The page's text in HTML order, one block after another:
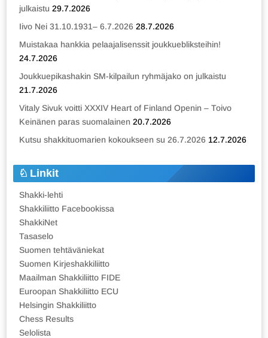
julkaistu 29.7.2026
Iivo Nei 31.10.1931– 6.7.2026 28.7.2026
Muistakaa hankkia pelaajalisenssit joukkuebliksteihin!
24.7.2026
Joukkuepikashakin SM-kilpailun ryhmäjako on julkaistu
21.7.2026
Vitaly Sivuk voitti XXXIV Heart of Finland Openin – Toivo
Keinänen paras suomalainen 20.7.2026
Kutsu shakkituomarien kokoukseen su 26.7.2026 12.7.2026
Linkit
Shakki-lehti
Shakkiliitto Facebookissa
ShakkiNet
Tasaselo
Suomen tehtäväniekat
Suomen Kirjeshakkiliitto
Maailman Shakkiliitto FIDE
Euroopan Shakkiliitto ECU
Helsingin Shakkiliitto
Chess Results
Selolista